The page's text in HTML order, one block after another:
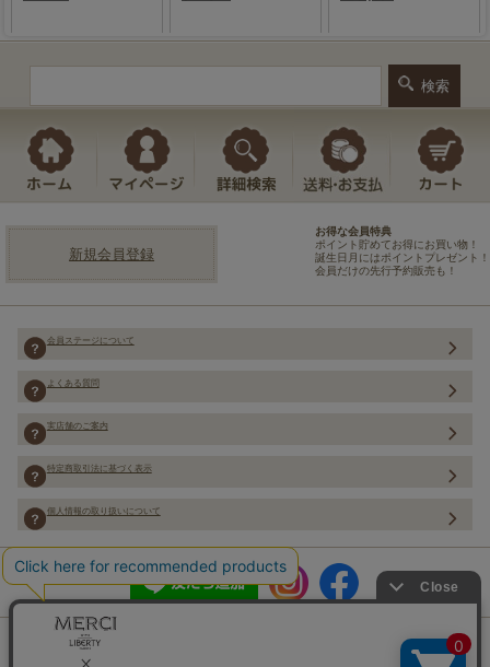
新規会員登録
お得な会員特典
ポイント貯めてお得にお買い物！
誕生日月にはポイントプレゼント！
会員だけの先行予約販売も！
会員ステージについて
よくある質問
実店舗のご案内
特定商取引法に基づく表示
個人情報の取り扱いについて